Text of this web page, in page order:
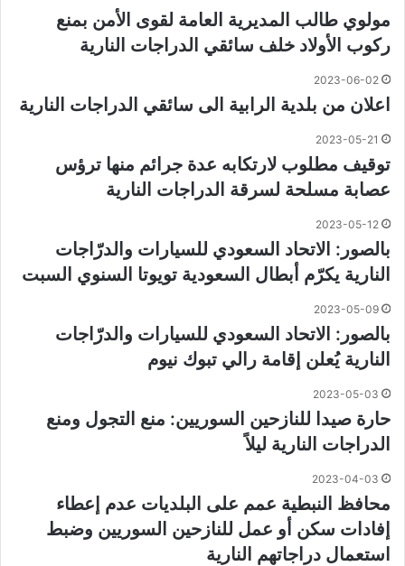
مولوي طالب المديرية العامة لقوى الأمن بمنع
ركوب الأولاد خلف سائقي الدراجات النارية
2023-06-02
اعلان من بلدية الرابية الى سائقي الدراجات النارية
2023-05-21
توقيف مطلوب لارتكابه عدة جرائم منها ترؤس
عصابة مسلحة لسرقة الدراجات النارية
2023-05-12
بالصور: الاتحاد السعودي للسيارات والدرّاجات
النارية يكرّم أبطال السعودية تويوتا السنوي السبت
2023-05-09
بالصور: الاتحاد السعودي للسيارات والدرّاجات
النارية يُعلن إقامة رالي تبوك نيوم
2023-05-03
حارة صيدا للنازحين السوريين: منع التجول ومنع
الدراجات النارية ليلاً
2023-04-03
محافظ النبطية عمم على البلديات عدم إعطاء
إفادات سكن أو عمل للنازحين السوريين وضبط
استعمال دراجاتهم النارية